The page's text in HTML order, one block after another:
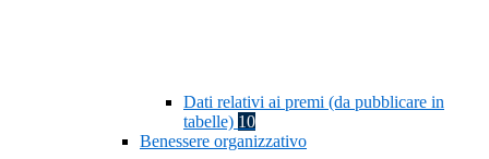
Dati relativi ai premi (da pubblicare in
tabelle) 10
Benessere organizzativo